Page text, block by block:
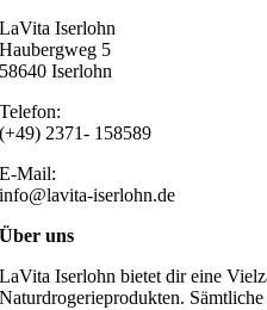
LaVita Iserlohn
Haubergweg 5
58640 Iserlohn
Telefon:
(+49) 2371- 158589
E-Mail:
info@lavita-iserlohn.de
Über uns
LaVita Iserlohn bietet dir eine
Naturdrogerieprodukten.